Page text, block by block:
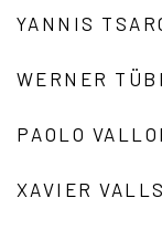
YANNIS
WERNER
PAOLO
XAVIER VALLS